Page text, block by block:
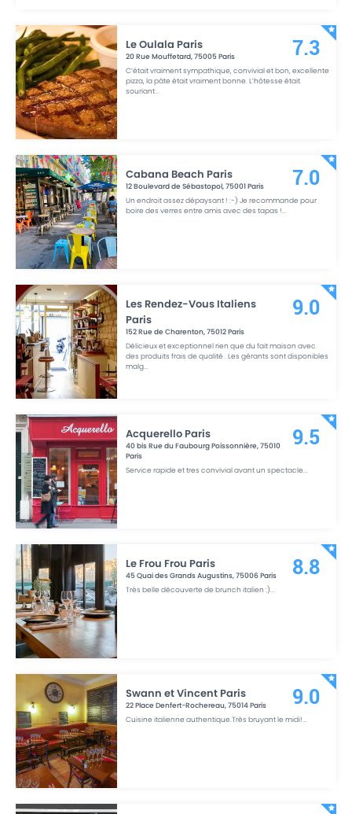
Le Oulala Paris
20 Rue Mouffetard,75005Paris
C’était vraiment sympathique, convivial et bon, excellente
pizza, la pâte était vraiment bonne. L’hôtesse était
souriant...
7.3
Cabana Beach Paris
12 Boulevard de Sébastopol,75001Paris
Un endroit assez dépaysant ! :-) Je recommande pour
boire des verres entre amis avec des tapas !...
7.0
Les Rendez-Vous Italiens
Paris
152 Rue de Charenton,75012Paris
Délicieux et exceptionnel rien que du fait maison avec
des produits frais de qualité . Les gérants sont disponibles
malg...
9.0
Acquerello Paris
40 bis Rue du Faubourg Poissonnière,75010
Paris
Service rapide et tres convivial avant un spectacle...
9.5
Le Frou Frou Paris
45 Quai des Grands Augustins,75006Paris
Très belle découverte de brunch italien :)...
8.8
Swann et Vincent Paris
22 Place Denfert-Rochereau,75014Paris
Cuisine italienne authentique.Très bruyant le midi!...
9.0